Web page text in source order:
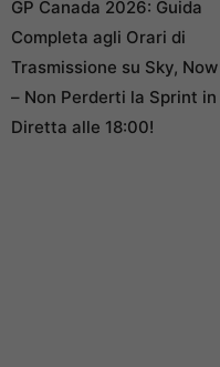
GP Canada 2026: Guida
Completa agli Orari di
Trasmissione su Sky,
– Non Perderti la Sprint in
Diretta alle 18:00!